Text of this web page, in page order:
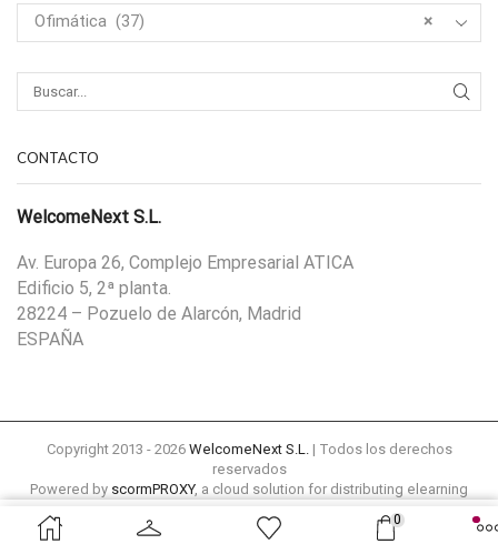
×
Ofimática (37)
CONTACTO
WelcomeNext S.L.
Av. Europa 26, Complejo Empresarial ATICA
Edificio 5, 2ª planta.
28224 – Pozuelo de Alarcón, Madrid
ESPAÑA
Copyright 2013 - 2026 WelcomeNext S.L.
| Todos los derechos
reservados
Powered by scormPROXY, a cloud solution for distributing elearning
49,00€
0